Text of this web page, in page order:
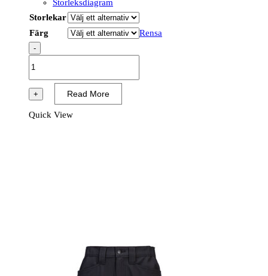
Storleksdiagram
Storlekar
Färg
Rensa
-
WX2
Shorts
+ Read More
Quick View